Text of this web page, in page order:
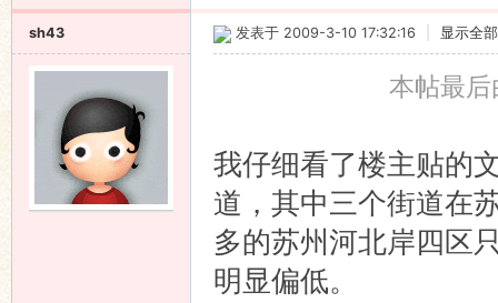
sh43 发表于 2009-3-10 17:32:16 显示全
本帖最
我仔细看了楼主贴的
道，其中三个街道在
多的苏州河北岸四区
明显偏低。